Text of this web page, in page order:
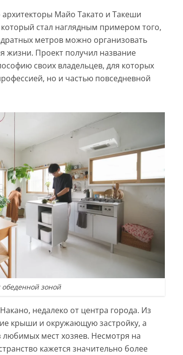
Майо Такато и Такеши
стал наглядным примером того,
метров можно организовать
жизни. Проект получил название
своих владельцев, для которых
но и частью повседневной
обеденной зоной
недалеко от центра города. Из
крыши и окружающую застройку, а
мест хозяев. Несмотря на
кажется значительно более